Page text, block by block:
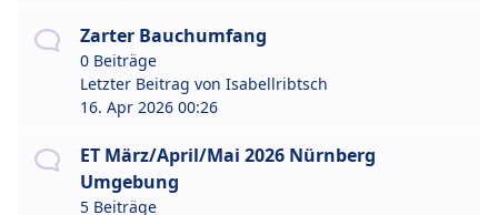
Zarter Bauchumfang
0 Beiträge
Letzter Beitrag von Isabellribtsch
16. Apr 2026 00:26
ET März/April/Mai 2026 Nürnberg
Umgebung
5 Beiträge